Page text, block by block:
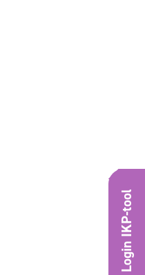
Login IKP-tool